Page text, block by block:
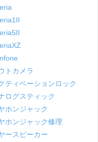
トカメラ
ティベーションロック
ログスティック
ホンジャック
ホンジャック修理
ースピーカー